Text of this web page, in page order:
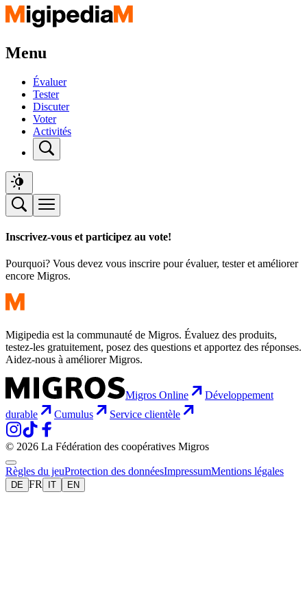
Menu
Évaluer
Tester
Discuter
Voter
Activités
Inscrivez-vous et participez au vote!
Pourquoi? Vous devez vous inscrire pour évaluer, tester et améliorer
encore Migros.
Migipedia est la communauté de Migros. Évaluez des produits,
testez-les gratuitement, posez des questions et apportez des réponses.
Aidez-nous à améliorer Migros.
Migros Online
Développement
durable
Cumulus Service clientèle
© 2026 La Fédération des coopératives Migros
Règles du jeuProtection des donnéesImpressumMentions légales
DE FR IT EN